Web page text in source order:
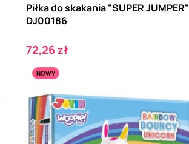
Piłka do skakania "SUPER JUMPER"
DJ00186
Cena
72,26 zł
NOWY